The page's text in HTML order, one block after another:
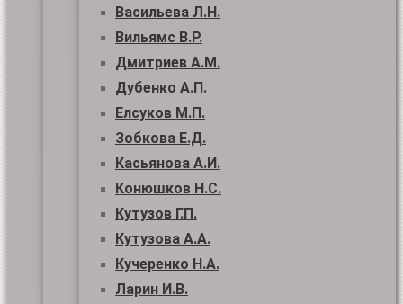
Васильева Л.Н.
Вильямс В.Р.
Дмитриев А.М.
Дубенко А.П.
Елсуков М.П.
Зобкова Е.Д.
Касьянова А.И.
Конюшков Н.С.
Кутузов Г.П.
Кутузова А.А.
Кучеренко Н.А.
Ларин И.В.